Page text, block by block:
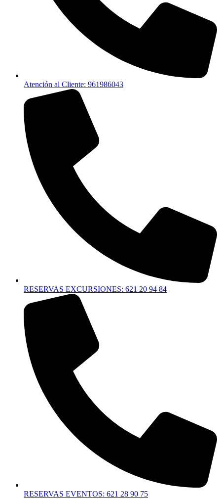
Atención al Cliente: 961986043
RESERVAS EXCURSIONES: 621 20 94 84
RESERVAS EVENTOS: 621 28 90 75